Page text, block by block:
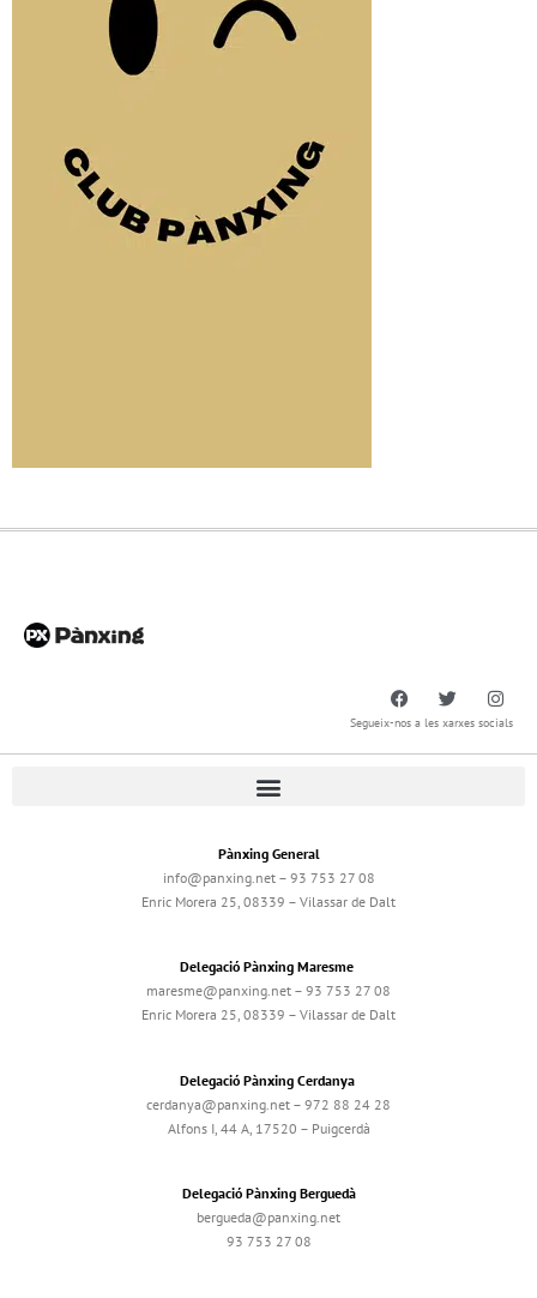
Segueix-nos a les xarxes socials
Pànxing General
info@panxing.net – 93 753 27 08
Enric Morera 25, 08339 – Vilassar de Dalt
Delegació Pànxing Maresme
maresme@panxing.net – 93 753 27 08
Enric Morera 25, 08339 – Vilassar de Dalt
Delegació Pànxing Cerdanya
cerdanya@panxing.net – 972 88 24 28
Alfons I, 44 A, 17520 – Puigcerdà
Delegació Pànxing Berguedà
bergueda@panxing.net
93 753 27 08